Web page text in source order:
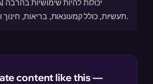
תעשיות, כולל קמעונאות, בריאות, חינוך ושירות לקוחות.
content like this —